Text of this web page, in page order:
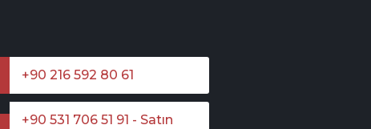
+90 216 592 80 61
+90 531 706 51 91 - Satın